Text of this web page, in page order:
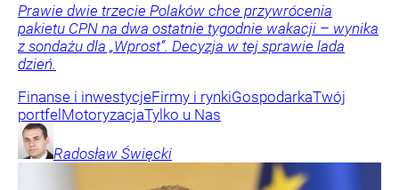
Prawie dwie trzecie Polaków chce przywrócenia
pakietu CPN na dwa ostatnie tygodnie wakacji – wynika
z sondażu dla „Wprost”. Decyzja w tej sprawie lada
dzień.
Finanse i inwestycjeFirmy i rynkiGospodarkaTwój
portfelMotoryzacjaTylko u Nas
Radosław Święcki